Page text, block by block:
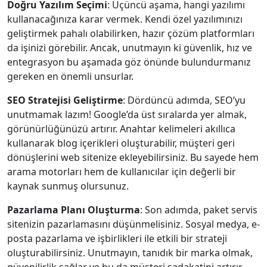
Doğru Yazılım Seçimi: Üçüncü aşama, hangi yazılımı
kullanacağınıza karar vermek. Kendi özel yazılımınızı
geliştirmek pahalı olabilirken, hazır çözüm platformları
da işinizi görebilir. Ancak, unutmayın ki güvenlik, hız ve
entegrasyon bu aşamada göz önünde bulundurmanız
gereken en önemli unsurlar.
SEO Stratejisi Geliştirme: Dördüncü adımda, SEO’yu
unutmamak lazım! Google’da üst sıralarda yer almak,
görünürlüğünüzü artırır. Anahtar kelimeleri akıllıca
kullanarak blog içerikleri oluşturabilir, müşteri geri
dönüşlerini web sitenize ekleyebilirsiniz. Bu sayede hem
arama motorları hem de kullanıcılar için değerli bir
kaynak sunmuş olursunuz.
Pazarlama Planı Oluşturma: Son adımda, paket servis
sitenizin pazarlamasını düşünmelisiniz. Sosyal medya, e-
posta pazarlama ve işbirlikleri ile etkili bir strateji
oluşturabilirsiniz. Unutmayın, tanıdık bir marka olmak,